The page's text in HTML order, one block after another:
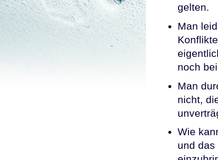
gelten.
Man
noch
Man
nicht,
Wie
und